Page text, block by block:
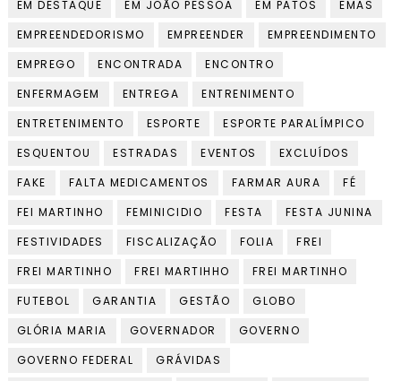
EM DESTAQUE
EM JOÃO PESSOA EM PATOS
EMAS
EMPREENDEDORISMO
EMPREENDER
EMPREENDIMENTO
EMPREGO
ENCONTRADA
ENCONTRO
ENFERMAGEM
ENTREGA
ENTRENIMENTO
ENTRETENIMENTO
ESPORTE
ESPORTE PARALÍMPICO
ESQUENTOU
ESTRADAS EVENTOS
EXCLUÍDOS
FAKE
FALTA MEDICAMENTOS FARMAR AURA
FÉ
FEI MARTINHO
FEMINICIDIO FESTA
FESTA JUNINA
FESTIVIDADES
FISCALIZAÇÃO FOLIA
FREI
FREI MARTINHO
FREI MARTIHHO
FREI MARTINHO
FUTEBOL
GARANTIA GESTÃO
GLOBO
GLÓRIA MARIA
GOVERNADOR
GOVERNO
GOVERNO FEDERAL
GRÁVIDAS